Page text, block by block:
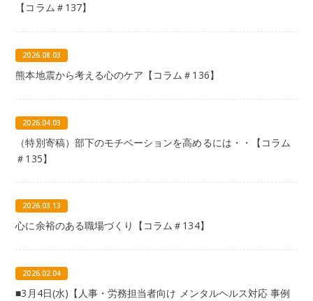
【コラム＃137】
2026.08.03
熊本地震から考える心のケア【コラム＃136】
2026.04.03
（特別寄稿）部下のモチベーションを高めるには・・【コラム
＃135】
2026.03.13
心に余裕のある職場づくり【コラム＃134】
2026.02.04
■3月4日(水)【人事・労務担当者向け メンタルヘルス対応 事例